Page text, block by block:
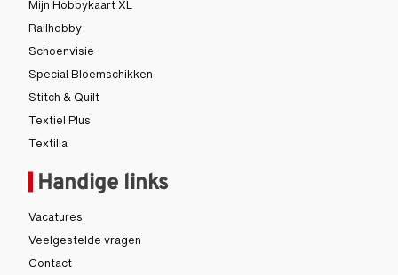
Mijn Hobbykaart XL
Railhobby
Schoenvisie
Special Bloemschikken
Stitch & Quilt
Textiel Plus
Textilia
Handige links
Vacatures
Veelgestelde vragen
Contact